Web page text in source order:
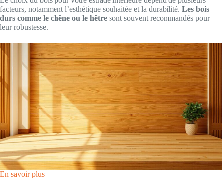
facteurs, notamment l’esthétique souhaitée et la durabilité. Les bois
durs comme le chêne ou le hêtre sont souvent recommandés pour
leur robustesse.
En savoir plus